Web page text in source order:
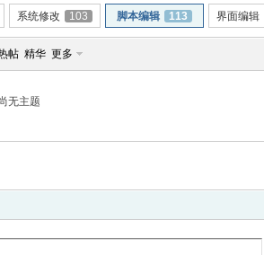
系统修改 103 脚本编辑 113 界面编辑
帖 精华 更多
无主题